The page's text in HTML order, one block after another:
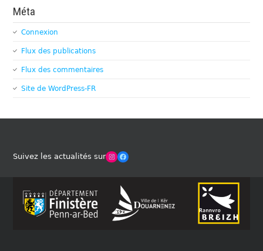
Méta
Connexion
Flux des publications
Flux des commentaires
Site de WordPress-FR
Suivez les actualités surWinches Club OfficielFacebook